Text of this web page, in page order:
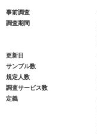
事前調査
調査期間
更新日
サンプル数
規定人数
調査サービス数
定義